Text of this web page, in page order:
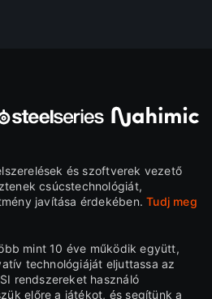
és szoftverek vezető
csúcstechnológiát,
javítása érdekében.Tudj meg
mint 10 éve működik együtt,
technológiáját eljuttassa az
rendszereket használó
előre a játékot, és segítünk a